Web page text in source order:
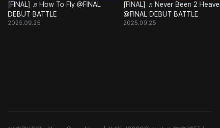
[FINAL] ♬How To Fly @FINAL
DEBUT BATTLE
2025.09.25
[FINAL] ♬Never Been 2
@FINAL DEBUT BATTLE
2025.09.25